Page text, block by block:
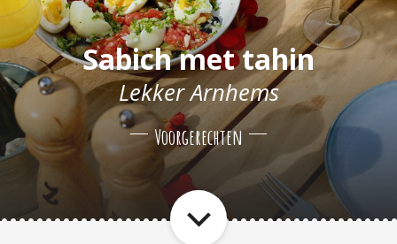
Sabich met tahin
Lekker Arnhems
Voorgerechten